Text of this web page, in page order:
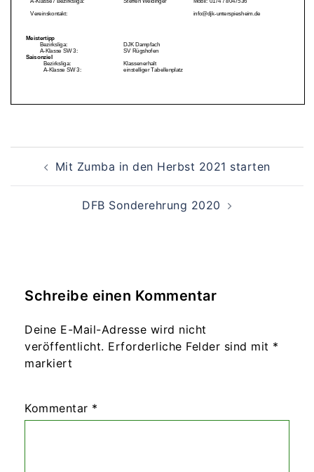
Mit Zumba in den Herbst 2021 starten
DFB Sonderehrung 2020
Schreibe einen Kommentar
Deine E-Mail-Adresse wird nicht
veröffentlicht. Erforderliche Felder sind mit *
markiert
Kommentar *